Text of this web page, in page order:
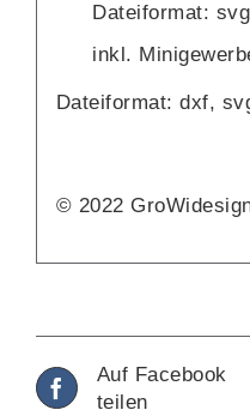
Dateiformat:
inkl.
Dateiformat: dxf,
© 2022
Auf Facebook
teilen